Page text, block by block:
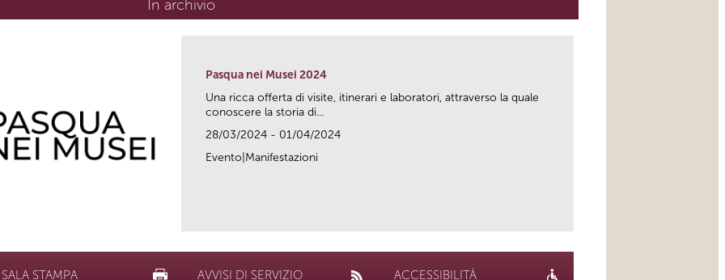
In archivio
Pasqua nei Musei 2024
Una ricca offerta di visite, itinerari e laboratori, attraverso la quale
conoscere la storia di...
28/03/2024 - 01/04/2024
Evento|Manifestazioni
SALA STAMPA AVVISI DI SERVIZIO ACCESSIBILITÀ